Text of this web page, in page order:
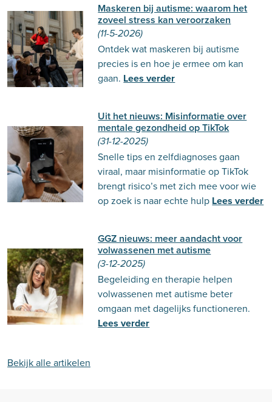
Maskeren bij autisme: waarom het
zoveel stress kan veroorzaken
(11-5-2026)
Ontdek wat maskeren bij autisme
precies is en hoe je ermee om kan
gaan. Lees verder
Uit het nieuws: Misinformatie over
mentale gezondheid op TikTok
(31-12-2025)
Snelle tips en zelfdiagnoses gaan
viraal, maar misinformatie op TikTok
brengt risico’s met zich mee voor wie
op zoek is naar echte hulp Lees verder
GGZ nieuws: meer aandacht voor
volwassenen met autisme
(3-12-2025)
Begeleiding en therapie helpen
volwassenen met autisme beter
omgaan met dagelijks functioneren.
Lees verder
Bekijk alle artikelen